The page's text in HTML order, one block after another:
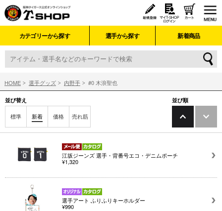
カテゴリーから探す 選手から探す 新着商品
HOME 選手グッズ 内野手 #0 木浪聖也
並び替え
標準 新着 価格 売れ筋
並び順
江坂ジーンズ 選手・背番号エコ・デニムポーチ
¥1,320
選手アート ふりふりキーホルダー
¥990